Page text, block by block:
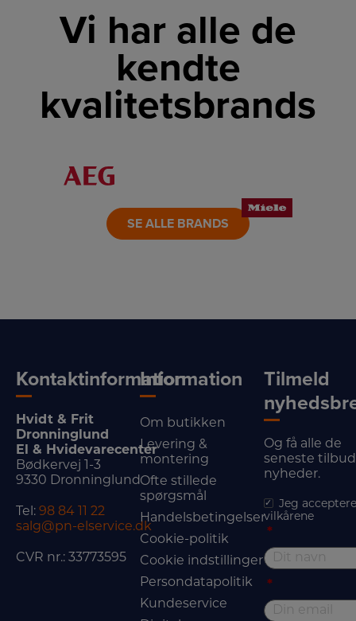
Vi har alle de
kendte
kvalitetsbrands
LINK
SE ALLE BRANDS
Kontaktinformation
Hvidt & Frit
Dronninglund
El & Hvidevarecenter
Bødkervej 1-3
9330 Dronninglund
Tel: 98 84 11 22
salg@pn-elservice.dk
CVR nr.: 33773595
Information
Om butikken
Levering &
montering
Ofte stillede
spørgsmål
Handelsbetingelser
Cookie-politik
Cookie indstillinger
Persondatapolitik
Kundeservice
Tilmeld
Og få alle de
seneste
nyheder.
Jeg
vilkårene
*
*